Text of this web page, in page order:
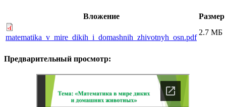
Вложение Размер
matematika_v_mire_dikih_i_domashnih_zhivotnyh_osn.pdf
2.7 МБ
Предварительный просмотр: